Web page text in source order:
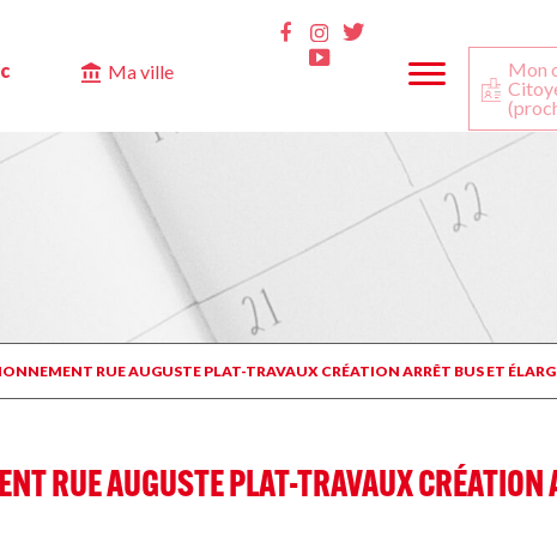
Ma ville
Facebook
InstaTwitter
Youtube
Mon
RUE AUGUSTE PLAT-TRAVAUX CRÉATION ARRÊT BUS ET
RUE AUGUSTE PLAT-TRAVAUX CRÉATION